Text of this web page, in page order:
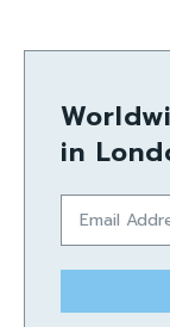
in